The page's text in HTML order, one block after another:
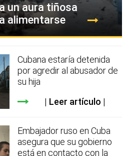
un aura tiñosa
alimentarse
Cubana estaría detenida
por agredir al abusador de
su hija
Leer artículo
Embajador ruso en Cuba
asegura que su gobierno
está en contacto con la